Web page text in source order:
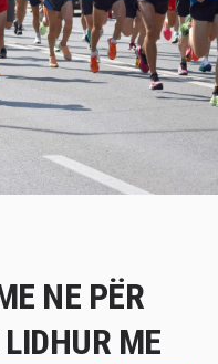
NE PËR
ME